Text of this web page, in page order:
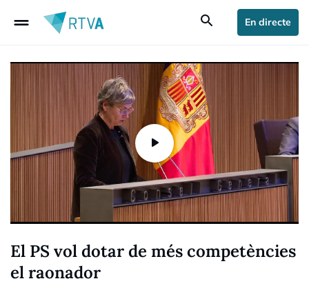
drag_handle search En directe
El PS vol dotar de més competències
el raonador